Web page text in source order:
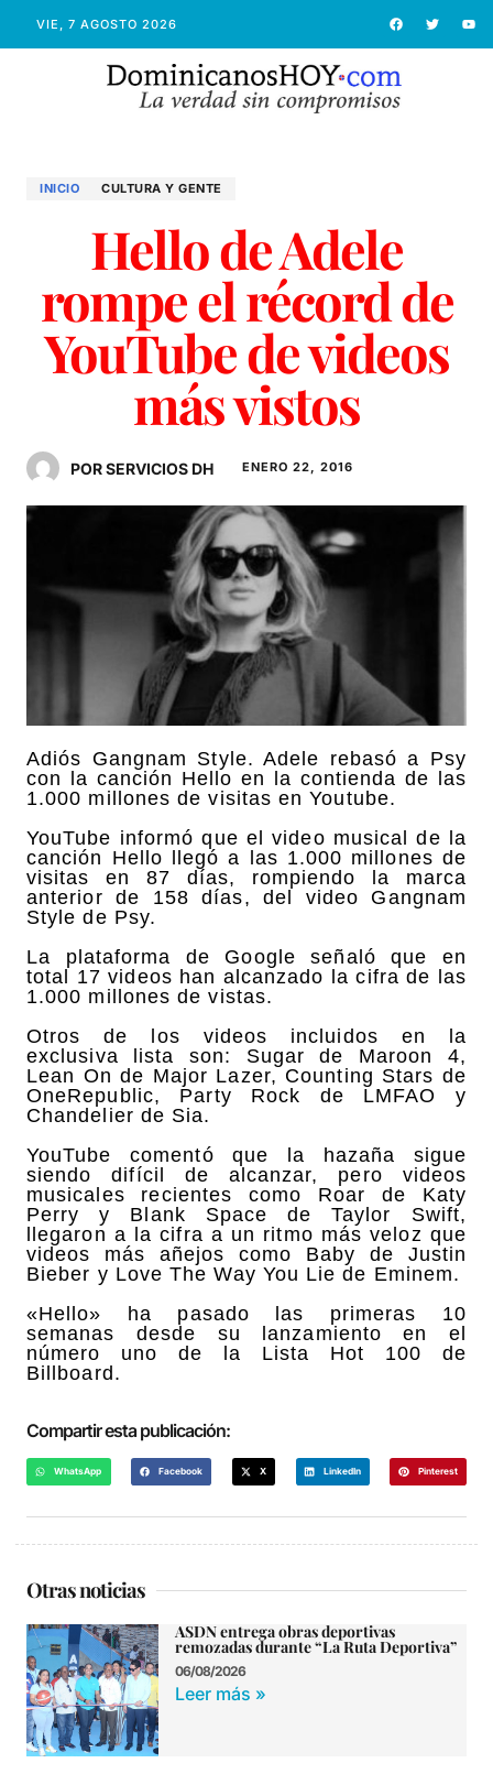
VIE, 7 AGOSTO 2026
INICIO CULTURA Y GENTE
Hello de Adele
rompe el récord de
YouTube de videos
más vistos
POR SERVICIOS DH ENERO 22, 2016
Adiós Gangnam Style. Adele rebasó a Psy
con la canción Hello en la contienda de las
1.000 millones de visitas en Youtube.
YouTube informó que el video musical de la
canción Hello llegó a las 1.000 millones de
visitas en 87 días, rompiendo la marca
anterior de 158 días, del video Gangnam
Style de Psy.
La plataforma de Google señaló que en
total 17 videos han alcanzado la cifra de las
1.000 millones de vistas.
Otros de los videos incluidos en la
exclusiva lista son: Sugar de Maroon 4,
Lean On de Major Lazer, Counting Stars de
OneRepublic, Party Rock de LMFAO y
Chandelier de Sia.
YouTube comentó que la hazaña sigue
siendo difícil de alcanzar, pero videos
musicales recientes como Roar de Katy
Perry y Blank Space de Taylor Swift,
llegaron a la cifra a un ritmo más veloz que
videos más añejos como Baby de Justin
Bieber y Love The Way You Lie de Eminem.
«Hello» ha pasado las primeras 10
semanas desde su lanzamiento en el
número uno de la Lista Hot 100 de
Billboard.
Compartir esta publicación:
WhatsApp Facebook X LinkedIn Pinterest
Otras noticias
ASDN entrega obras deportivas
remozadas durante “La Ruta Deportiva”
06/08/2026
Leer más »